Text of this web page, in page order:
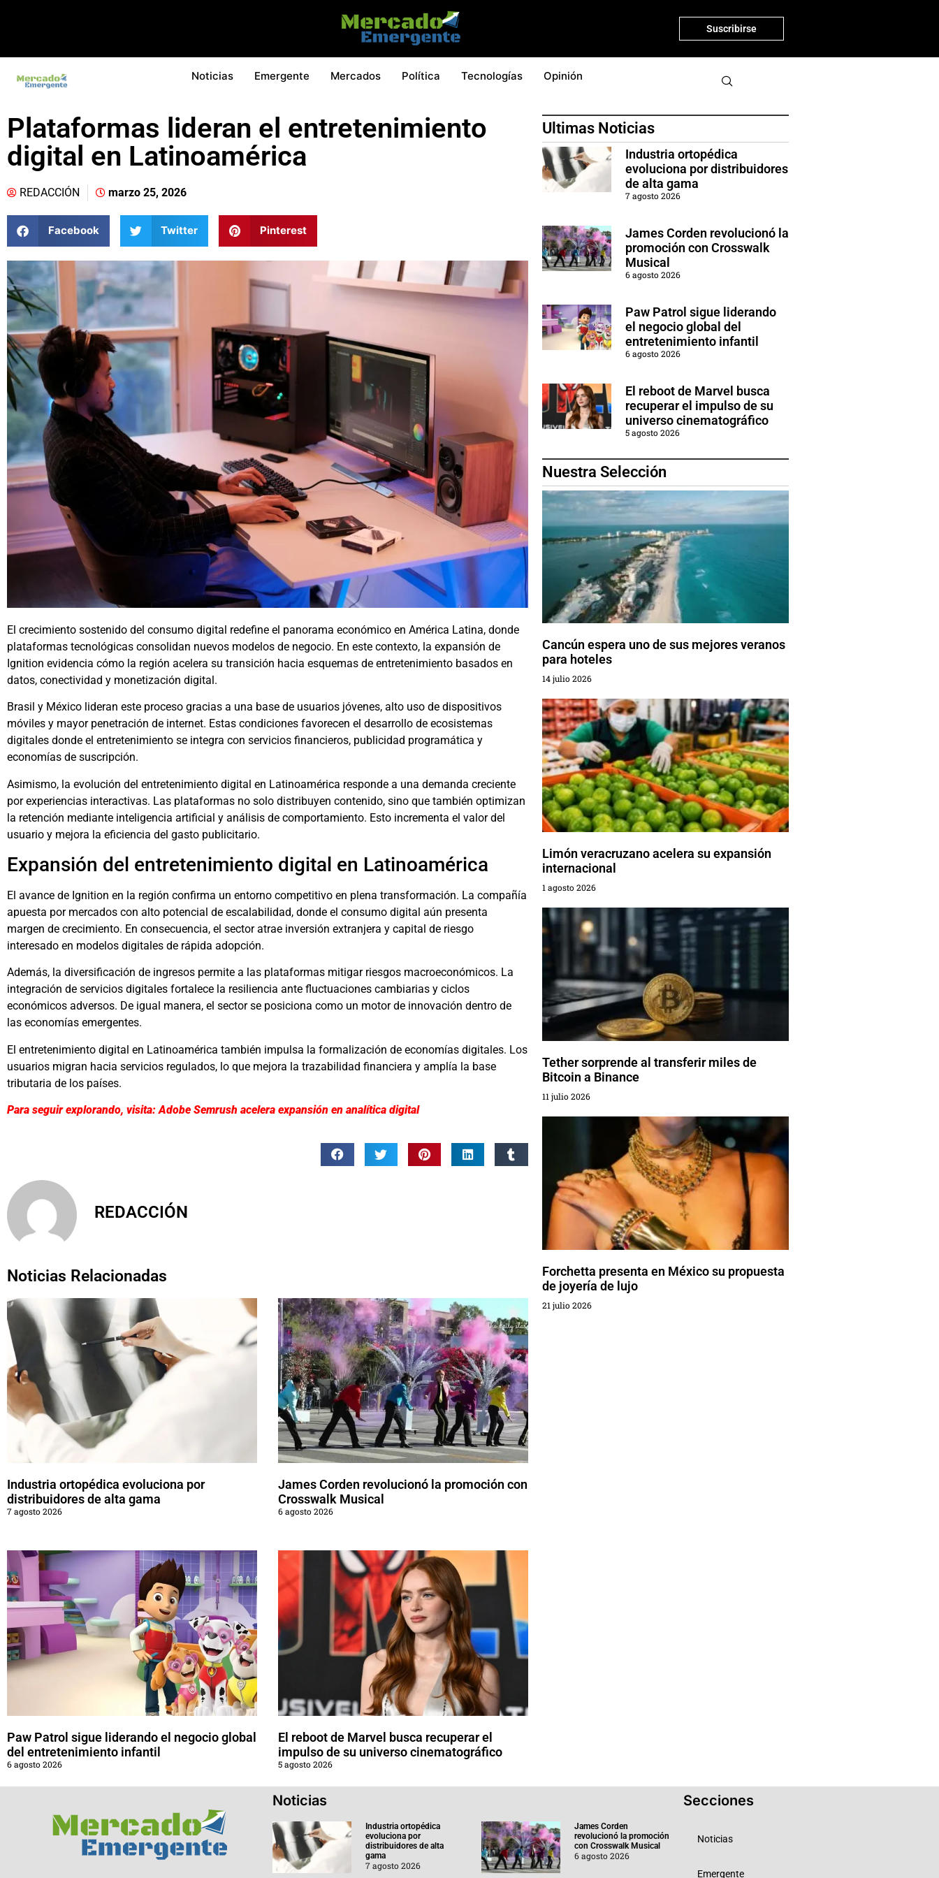
Suscribirse
Noticias Emergente Mercados Política Tecnologías Opinión
Plataformas lideran el entretenimiento
digital en Latinoamérica
REDACCIÓN marzo 25, 2026
Facebook Twitter Pinterest
El crecimiento sostenido del consumo digital redefine el panorama económico en América Latina, donde
plataformas tecnológicas consolidan nuevos modelos de negocio. En este contexto, la expansión de
Ignition evidencia cómo la región acelera su transición hacia esquemas de entretenimiento basados en
datos, conectividad y monetización digital.
Brasil y México lideran este proceso gracias a una base de usuarios jóvenes, alto uso de dispositivos
móviles y mayor penetración de internet. Estas condiciones favorecen el desarrollo de ecosistemas
digitales donde el entretenimiento se integra con servicios financieros, publicidad programática y
economías de suscripción.
Asimismo, la evolución del entretenimiento digital en Latinoamérica responde a una demanda creciente
por experiencias interactivas. Las plataformas no solo distribuyen contenido, sino que también optimizan
la retención mediante inteligencia artificial y análisis de comportamiento. Esto incrementa el valor del
usuario y mejora la eficiencia del gasto publicitario.
Expansión del entretenimiento digital en Latinoamérica
El avance de Ignition en la región confirma un entorno competitivo en plena transformación. La compañía
apuesta por mercados con alto potencial de escalabilidad, donde el consumo digital aún presenta
margen de crecimiento. En consecuencia, el sector atrae inversión extranjera y capital de riesgo
interesado en modelos digitales de rápida adopción.
Además, la diversificación de ingresos permite a las plataformas mitigar riesgos macroeconómicos. La
integración de servicios digitales fortalece la resiliencia ante fluctuaciones cambiarias y ciclos
económicos adversos. De igual manera, el sector se posiciona como un motor de innovación dentro de
las economías emergentes.
El entretenimiento digital en Latinoamérica también impulsa la formalización de economías digitales. Los
usuarios migran hacia servicios regulados, lo que mejora la trazabilidad financiera y amplía la base
tributaria de los países.
Para seguir explorando, visita: Adobe Semrush acelera expansión en analítica digital
REDACCIÓN
Noticias Relacionadas
Industria ortopédica evoluciona por
distribuidores de alta gama
7 agosto 2026
James Corden revolucionó la promoción con
Crosswalk Musical
6 agosto 2026
Paw Patrol sigue liderando el negocio global
del entretenimiento infantil
6 agosto 2026
El reboot de Marvel busca recuperar el
impulso de su universo cinematográfico
5 agosto 2026
Ultimas Noticias
Industria ortopédica
evoluciona por distribuidores
de alta gama
7 agosto 2026
James Corden revolucionó la
promoción con Crosswalk
Musical
6 agosto 2026
Paw Patrol sigue liderando
el negocio global del
entretenimiento infantil
6 agosto 2026
El reboot de Marvel busca
recuperar el impulso de su
universo cinematográfico
5 agosto 2026
Nuestra Selección
Cancún espera uno de sus mejores veranos
para hoteles
14 julio 2026
Limón veracruzano acelera su expansión
internacional
1 agosto 2026
Tether sorprende al transferir miles de
Bitcoin a Binance
11 julio 2026
Forchetta presenta en México su propuesta
de joyería de lujo
21 julio 2026
Noticias
Industria ortopédica
evoluciona por
distribuidores de alta
gama
7 agosto 2026
James Corden
revolucionó la promoción
con Crosswalk Musical
6 agosto 2026
Secciones
Noticias
Emergente